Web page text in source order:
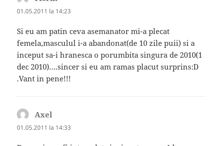
01.05.2011 la 14:23
Si eu am patin ceva asemanator mi-a plecat
femela,masculul i-a abandonat(de 10 zile puii) si a
inceput sa-i hranesca o porumbita singura de 2010(1
dec 2010)….sincer si eu am ramas placut surprins:D
.Vant in pene!!!
Axel
01.05.2011 la 14:33